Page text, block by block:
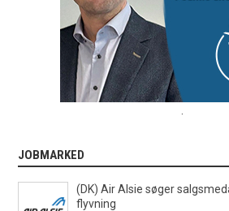
JOBMARKED
(DK) Air Alsie søger
flyvning